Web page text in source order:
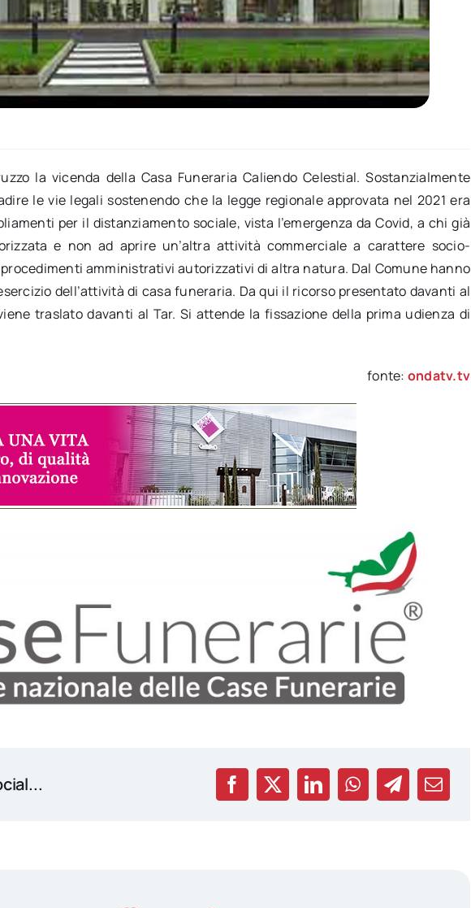
la vicenda della Casa Funeraria Caliendo Celestial. Sostanzialmente
le vie legali sostenendo che la legge regionale approvata nel 2021 era
per il distanziamento sociale, vista l’emergenza da Covid, a chi già
e non ad aprire un’altra attività commerciale a carattere socio-
amministrativi autorizzativi di altra natura. Dal Comune hanno
dell’attività di casa funeraria. Da qui il ricorso presentato davanti al
traslato davanti al Tar. Si attende la fissazione della prima udienza di
fonte: ondatv.tv